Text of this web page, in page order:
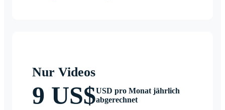
Nur Videos
9 US$USD pro Monat jährlich
abgerechnet